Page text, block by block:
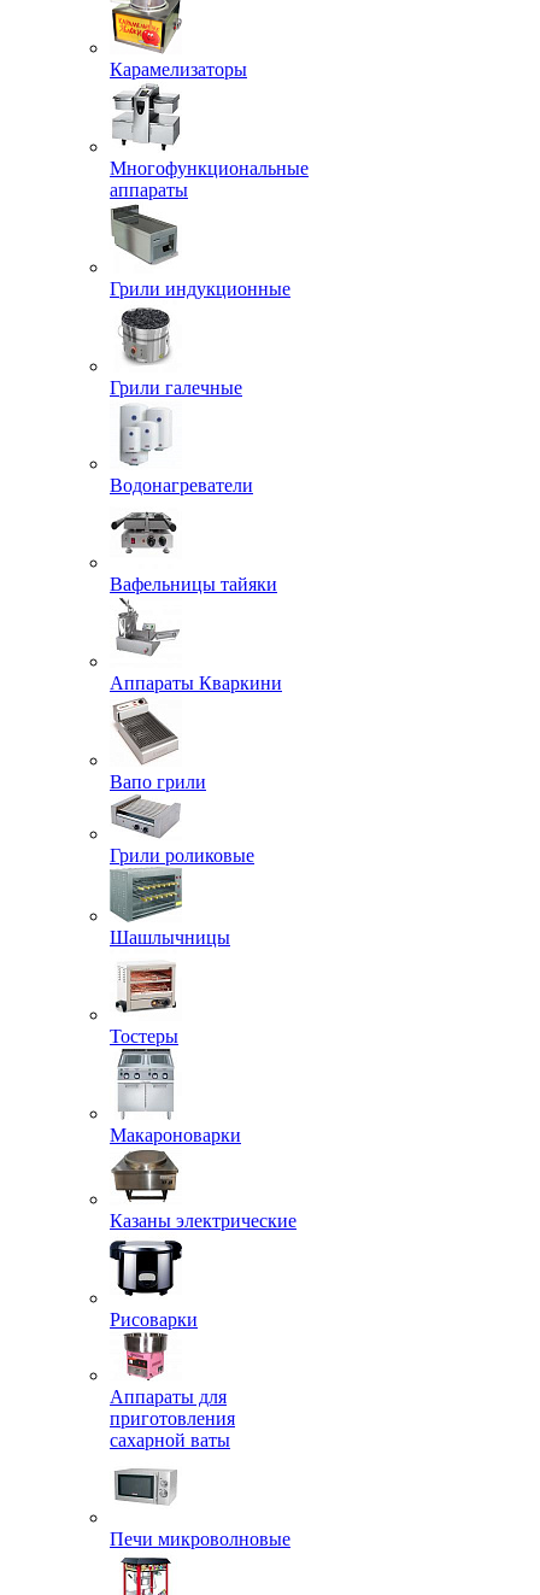
Карамелизаторы
Многофункциональные
аппараты
Грили индукционные
Грили галечные
Водонагреватели
Вафельницы тайяки
Аппараты Кваркини
Вапо грили
Грили роликовые
Шашлычницы
Тостеры
Макароноварки
Казаны электрические
Рисоварки
Аппараты для
приготовления
сахарной ваты
Печи микроволновые